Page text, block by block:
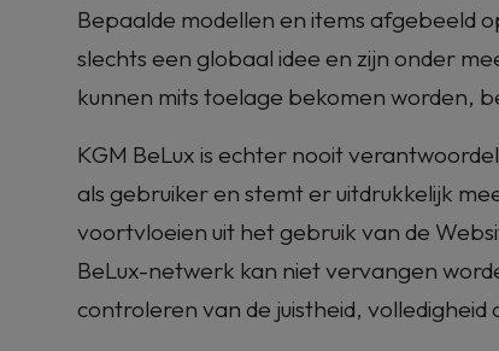
Bepaalde modellen en items afgebeeld
slechts een globaal idee en zijn onder
kunnen mits toelage bekomen worden,
KGM BeLux is echter nooit
als gebruiker en stemt er uitdrukkelijk
voortvloeien uit het gebruik van de
BeLux-netwerk kan niet vervangen
controleren van de juistheid,